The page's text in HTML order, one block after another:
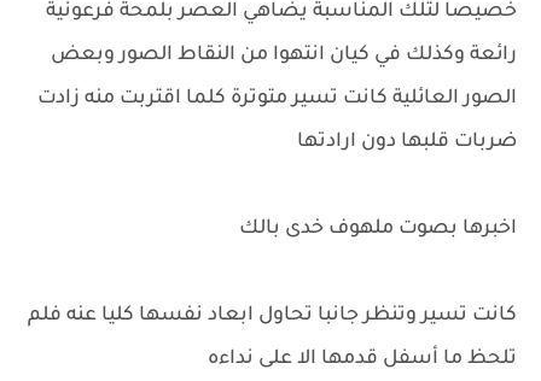
خصيصا لتلك المناسبة يضاهي العصر بلمحة فرعونية
رائعة وكذلك في كيان انتهوا من النقاط الصور وبعض
الصور العائلية كانت تسير متوترة كلما اقتربت منه زادت
ضربات قلبها دون ارادتها
اخبرها بصوت ملهوف خدى بالك
كانت تسير وتنظر جانبا تحاول ابعاد نفسها كليا عنه فلم
تلحظ ما أسفل قدمها الا على نداءه